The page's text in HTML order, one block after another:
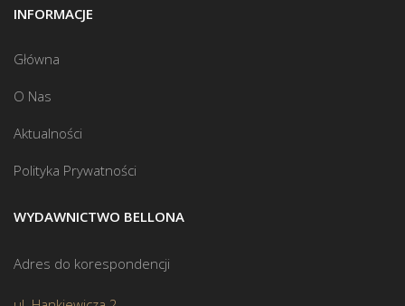
INFORMACJE
Główna
O Nas
Aktualności
Polityka Prywatności
WYDAWNICTWO BELLONA
Adres do korespondencji